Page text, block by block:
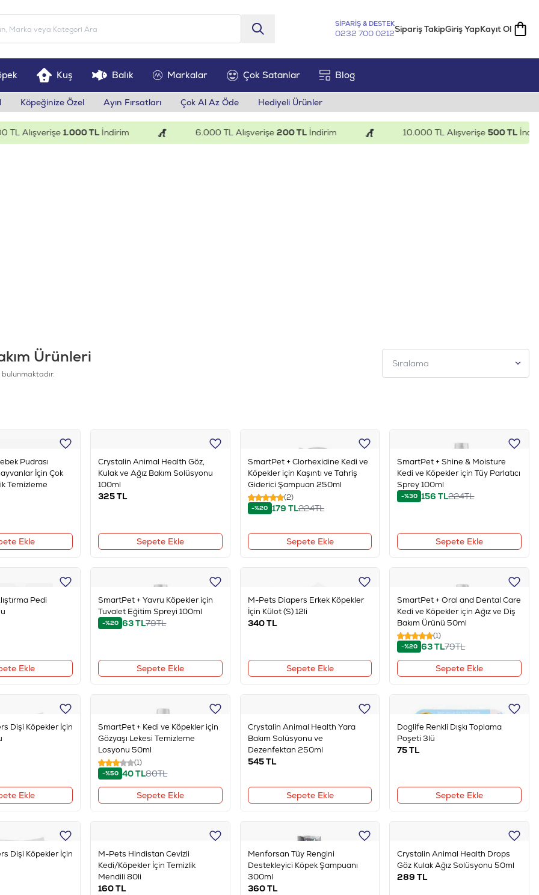
SİPARİŞ & DESTEK
0232 700 0212Sipariş TakipGiriş YapKayıt Ol
Kuş Balık Markalar Çok Satanlar Blog
Köpeğinize Özel Ayın Fırsatları Çok Al Az Öde Hediyeli Ürünler
1.000 TLİndirim 6.000 TL Alışverişe200 TL İndirim 10.000 TL Alışverişe500 TL İndirim
Ürünleri
Pudrası
İçin Çok
Temizleme
Ekle
Crystalin Animal Health Göz,
Kulak ve Ağız Bakım Solüsyonu
100ml
325TL
Sepete Ekle
SmartPet + Clorhexidine Kedi ve
Köpekler için Kaşıntı ve Tahriş
Giderici Şampuan 250ml
(2)
-%20 179 TL224TL
Sepete Ekle
SmartPet + Shine & Moisture
Kedi ve Köpekler için Tüy Parlatıcı
Sprey 100ml
-%30 156 TL224TL
Sepete Ekle
Pedi
Ekle
SmartPet + Yavru Köpekler için
Tuvalet Eğitim Spreyi 100ml
-%20 63TL79TL
Sepete Ekle
M-Pets Diapers Erkek Köpekler
İçin Külot (S) 12li
340TL
Sepete Ekle
SmartPet + Oral and Dental Care
Kedi ve Köpekler için Ağız ve Diş
Bakım Ürünü 50ml
(1)
-%20 63TL79TL
Sepete Ekle
Dişi Köpekler İçin
Ekle
SmartPet + Kedi ve Köpekler için
Gözyaşı Lekesi Temizleme
Losyonu 50ml
(1)
-%50 40TL80TL
Sepete Ekle
Crystalin Animal Health Yara
Bakım Solüsyonu ve
Dezenfektan 250ml
545TL
Sepete Ekle
Doglife Renkli Dışkı Toplama
Poşeti 3lü
75TL
Sepete Ekle
Dişi Köpekler İçin
M-Pets Hindistan Cevizli
Kedi/Köpekler İçin Temizlik
Mendili 80li
160TL
Menforsan Tüy Rengini
Destekleyici Köpek Şampuanı
300ml
360TL
Crystalin Animal Health Drops
Göz Kulak Ağız Solüsyonu 50ml
289 TL